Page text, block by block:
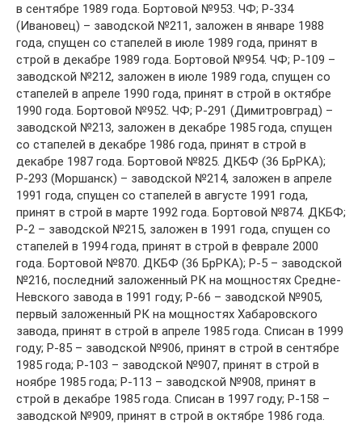
в сентябре 1989 года. Бортовой №953. ЧФ; Р-334
(Ивановец) – заводской №211, заложен в январе 1988
года, спущен со стапелей в июле 1989 года, принят в
строй в декабре 1989 года. Бортовой №954. ЧФ; Р-109 –
заводской №212, заложен в июле 1989 года, спущен со
стапелей в апреле 1990 года, принят в строй в октябре
1990 года. Бортовой №952. ЧФ; Р-291 (Димитровград) –
заводской №213, заложен в декабре 1985 года, спущен
со стапелей в декабре 1986 года, принят в строй в
декабре 1987 года. Бортовой №825. ДКБФ (36 БрРКА);
Р-293 (Моршанск) – заводской №214, заложен в апреле
1991 года, спущен со стапелей в августе 1991 года,
принят в строй в марте 1992 года. Бортовой №874. ДКБФ;
Р-2 – заводской №215, заложен в 1991 года, спущен со
стапелей в 1994 года, принят в строй в феврале 2000
года. Бортовой №870. ДКБФ (36 БрРКА); Р-5 – заводской
№216, последний заложенный РК на мощностях Средне-
Невского завода в 1991 году; Р-66 – заводской №905,
первый заложенный РК на мощностях Хабаровского
завода, принят в строй в апреле 1985 года. Списан в 1999
году; Р-85 – заводской №906, принят в строй в сентябре
1985 года; Р-103 – заводской №907, принят в строй в
ноябре 1985 года; Р-113 – заводской №908, принят в
строй в декабре 1985 года. Списан в 1997 году; Р-158 –
заводской №909, принят в строй в октябре 1986 года.